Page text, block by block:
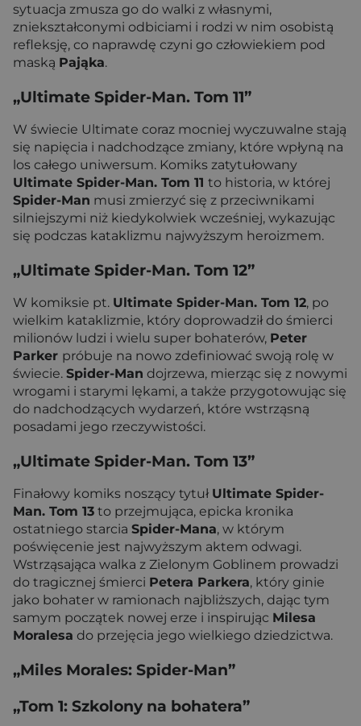
sytuacja zmusza go do walki z własnymi,
zniekształconymi odbiciami i rodzi w nim osobistą
refleksję, co naprawdę czyni go człowiekiem pod
maską Pająka.
„Ultimate Spider-Man. Tom 11”
W świecie Ultimate coraz mocniej wyczuwalne stają
się napięcia i nadchodzące zmiany, które wpłyną na
los całego uniwersum. Komiks zatytułowany
Ultimate Spider-Man. Tom 11 to historia, w której
Spider-Man musi zmierzyć się z przeciwnikami
silniejszymi niż kiedykolwiek wcześniej, wykazując
się podczas kataklizmu najwyższym heroizmem.
„Ultimate Spider-Man. Tom 12”
W komiksie pt. Ultimate Spider-Man. Tom 12, po
wielkim kataklizmie, który doprowadził do śmierci
milionów ludzi i wielu super bohaterów, Peter
Parker próbuje na nowo zdefiniować swoją rolę w
świecie. Spider-Man dojrzewa, mierząc się z nowymi
wrogami i starymi lękami, a także przygotowując się
do nadchodzących wydarzeń, które wstrząsną
posadami jego rzeczywistości.
„Ultimate Spider-Man. Tom 13”
Finałowy komiks noszący tytuł Ultimate Spider-
Man. Tom 13 to przejmująca, epicka kronika
ostatniego starcia Spider-Mana, w którym
poświęcenie jest najwyższym aktem odwagi.
Wstrząsająca walka z Zielonym Goblinem prowadzi
do tragicznej śmierci Petera Parkera, który ginie
jako bohater w ramionach najbliższych, dając tym
samym początek nowej erze i inspirując Milesa
Moralesa do przejęcia jego wielkiego dziedzictwa.
„Miles Morales: Spider-Man”
„Tom 1: Szkolony na bohatera”